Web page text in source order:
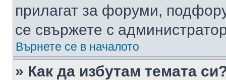
прилагат за форуми,
се свържете с
Върнете се в началото
» Как да избутам темата